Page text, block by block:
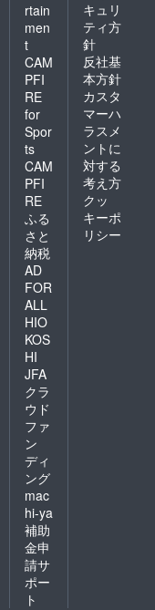
rtain
men
t
CAM
PFI
RE
for
Spor
ts
CAM
PFI
RE
ふる
さと
納税
AD
FOR
ALL
HIO
KOS
HI
JFA
クラ
ウド
ファ
ン
ディ
ング
mac
hi-ya
補助
金申
請サ
ポー
ト
キュリ
ティ方
針
反社基
本方針
カスタ
マーハ
ラスメ
ントに
対する
考え方
クッ
キーポ
リシー